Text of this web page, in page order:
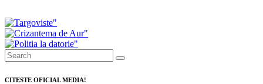
CITESTE OFICIAL MEDIA!